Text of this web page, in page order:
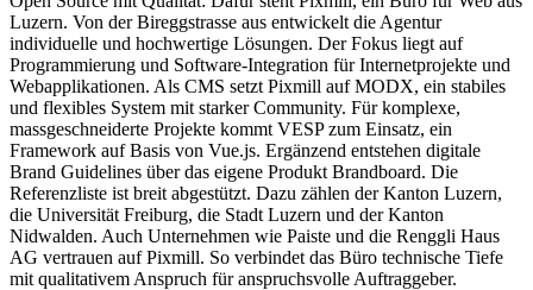
Luzern. Von der Bireggstrasse aus entwickelt die Agentur
individuelle und hochwertige Lösungen. Der Fokus liegt auf
Programmierung und Software-Integration für Internetprojekte und
Webapplikationen. Als CMS setzt Pixmill auf MODX, ein stabiles
und flexibles System mit starker Community. Für komplexe,
massgeschneiderte Projekte kommt VESP zum Einsatz, ein
Framework auf Basis von Vue.js. Ergänzend entstehen digitale
Brand Guidelines über das eigene Produkt Brandboard. Die
Referenzliste ist breit abgestützt. Dazu zählen der Kanton Luzern,
die Universität Freiburg, die Stadt Luzern und der Kanton
Nidwalden. Auch Unternehmen wie Paiste und die Renggli Haus
AG vertrauen auf Pixmill. So verbindet das Büro technische Tiefe
mit qualitativem Anspruch für anspruchsvolle Auftraggeber.